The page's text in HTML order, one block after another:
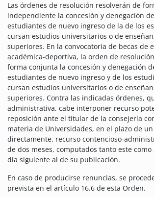
Las órdenes de resolución resolverán de
independiente la concesión y denegación
estudiantes de nuevo ingreso de la de los
cursan estudios universitarios o de
superiores. En la convocatoria de becas de
académica-deportiva, la orden de
forma conjunta la concesión y denegación
estudiantes de nuevo ingreso y de los
cursan estudios universitarios o de
superiores. Contra las indicadas órdenes,
administrativa, cabe interponer recurso
reposición ante el titular de la consejería
materia de Universidades, en el plazo de
directamente, recurso contencioso-
de dos meses, computados tanto este
día siguiente al de su publicación.
En caso de producirse renuncias, se
prevista en el artículo 16.6 de esta Orden.